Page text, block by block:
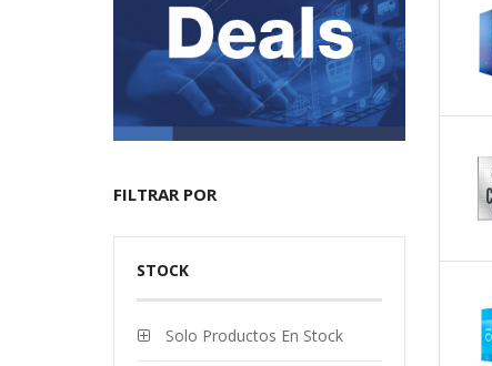
FILTRAR POR
STOCK
Solo Productos En Stock